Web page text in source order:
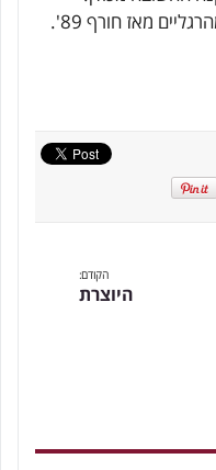
מאז חורף 89'.
הקודם:
היוצרת